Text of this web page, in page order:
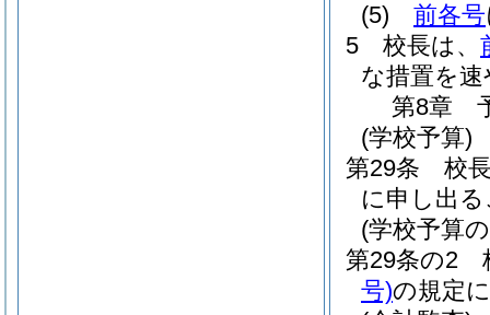
(5)
前各号
5
校長は、
な措置を
第8章
(学校予算)
第29条
校
に申し出
(学校予算
第29条の2
号)の規定